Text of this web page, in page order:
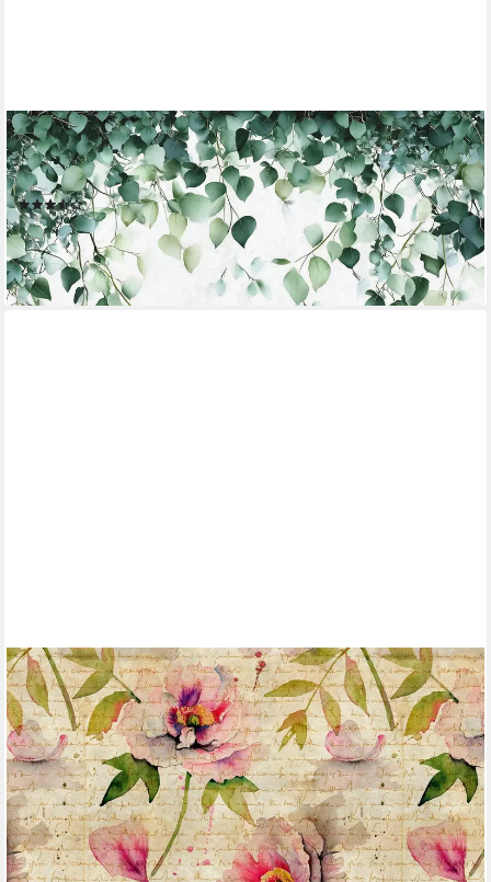
WALLARENA
Fototapete Blätter - Mehrfarbig - Modern - Vlies - Schlafzimmer,
glatt, (2 St), 100x70cm
(3)
ab 16,99 €
lieferbar - in 3-4 Werktagen bei dir
LIVING WALLS
Fototapete The Wall, glatt, floral, natürlich, geblümt, Fototapete
Vintage Tapete Blume Tapeten Wohnzimmer Design
Kinderzimmer
ab 47,88 €
UVP98,95 €
(4,50 €/ 1 qm)
-52%
lieferbar - in 4-5 Werktagen bei dir